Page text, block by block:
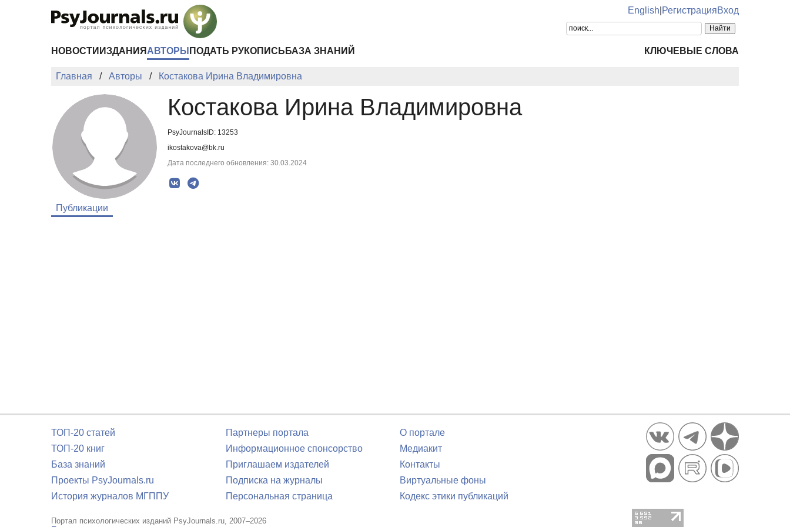
English РегистрацияВход
НОВОСТИ ИЗДАНИЯ АВТОРЫ ПОДАТЬ РУКОПИСЬ БАЗА ЗНАНИЙ КЛЮЧЕВЫЕ СЛОВА
Главная Авторы Костакова Ирина Владимировна
Костакова Ирина Владимировна
PsyJournalsID: 13253
ikostakova@bk.ru
Дата последнего обновления: 30.03.2024
Публикации
ТОП-20 статей
ТОП-20 книг
База знаний
Проекты PsyJournals.ru
История журналов МГППУ
Партнеры портала
Информационное спонсорство
Приглашаем издателей
Подписка на журналы
Персональная страница
О портале
Медиакит
Контакты
Виртуальные фоны
Кодекс этики публикаций
Портал психологических изданий PsyJournals.ru, 2007–2026